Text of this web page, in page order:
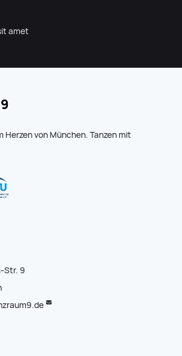
amet
Herzen von München. Tanzen mit
Str. 9